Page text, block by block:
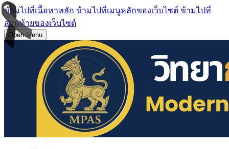
ข้ามไปที่เนื้อหาหลัก ข้ามไปที่เมนูหลักของเว็บไซต์ ข้ามไปที่
ส่วนท้ายของเว็บไซต์
Open Menu